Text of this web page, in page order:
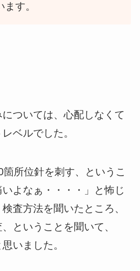
す。
ついては、心配しなくて
ベルでした。
所位針を刺す、というこ
よなぁ・・・・」と怖じ
査方法を聞いたところ、
ということを聞いて、
いました。